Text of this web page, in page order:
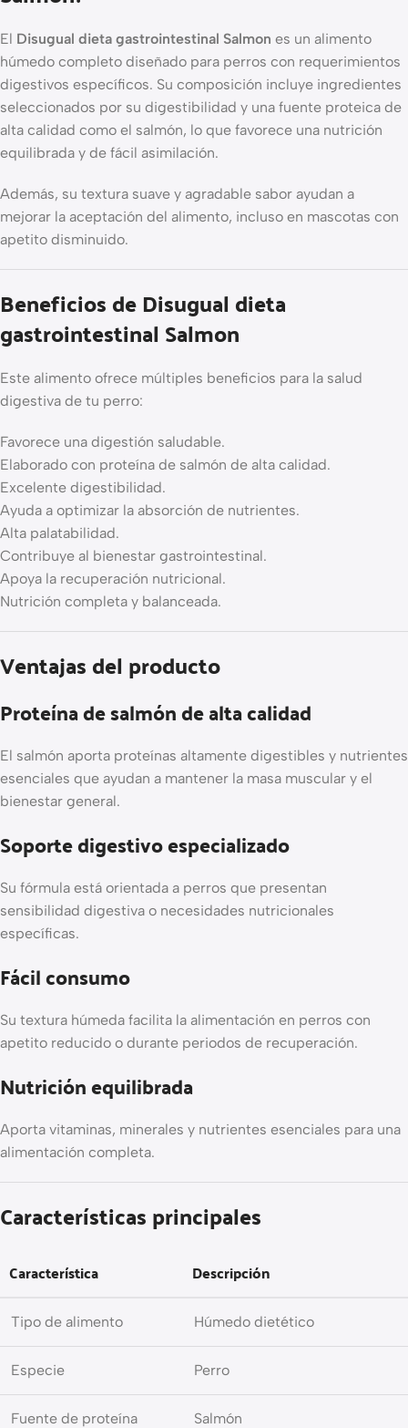
El Disugual dieta gastrointestinal Salmon es un alimento
húmedo completo diseñado para perros con requerimientos
digestivos específicos. Su composición incluye ingredientes
seleccionados por su digestibilidad y una fuente proteica de
alta calidad como el salmón, lo que favorece una nutrición
equilibrada y de fácil asimilación.
Además, su textura suave y agradable sabor ayudan a
mejorar la aceptación del alimento, incluso en mascotas con
apetito disminuido.
Beneficios de Disugual dieta
gastrointestinal Salmon
Este alimento ofrece múltiples beneficios para la salud
digestiva de tu perro:
Favorece una digestión saludable.
Elaborado con proteína de salmón de alta calidad.
Excelente digestibilidad.
Ayuda a optimizar la absorción de nutrientes.
Alta palatabilidad.
Contribuye al bienestar gastrointestinal.
Apoya la recuperación nutricional.
Nutrición completa y balanceada.
Ventajas del producto
Proteína de salmón de alta calidad
El salmón aporta proteínas altamente digestibles y nutrientes
esenciales que ayudan a mantener la masa muscular y el
bienestar general.
Soporte digestivo especializado
Su fórmula está orientada a perros que presentan
sensibilidad digestiva o necesidades nutricionales
específicas.
Fácil consumo
Su textura húmeda facilita la alimentación en perros con
apetito reducido o durante periodos de recuperación.
Nutrición equilibrada
Aporta vitaminas, minerales y nutrientes esenciales para una
alimentación completa.
Características principales
Característica Descripción
Tipo de alimento Húmedo dietético
Especie Perro
Fuente de proteína Salmón